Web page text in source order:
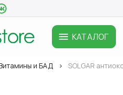
КАТАЛОГ
и БАД SOLGAR